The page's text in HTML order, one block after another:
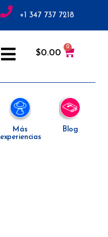
+1 347 737 7218
$0.00
Más
experiencias
Blog